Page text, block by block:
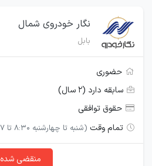
نگار خودروی شمال
بابل
حضوری
سابقه دارد (۲ سال)
حقوق توافقی
تمام وقت (شنبه تا چهارشنبه 8:30 تا 17 پنجشنبه 8 تا 12)
منقضی شده